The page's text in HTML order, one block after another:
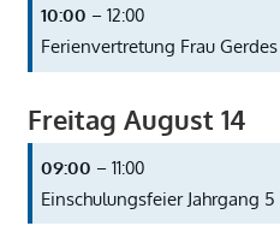
10:00 – 12:00
Ferienvertretung Frau Gerdes
Freitag August 14
09:00 – 11:00
Einschulungsfeier Jahrgang 5